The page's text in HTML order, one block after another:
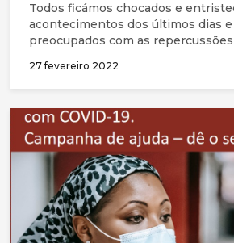
Todos ficámos chocados e
acontecimentos dos últimos dias
preocupados com as repercussões
mas também para outros países
arrastados para esta crise.
27 fevereiro 2022